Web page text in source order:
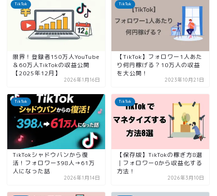
TikTok
限界！登録者150万人YouTube
＆60万人TikTokの収益公開
【2025年12月】
2026年1月16日
TikTok
【TikTok】フォロワー1人あた
り何円稼げる？10万人の収益
を大公開！
2023年10月21日
TikTok
TikTokシャドウバンから復
活！フォロワー398人→61万
人になった話
2026年1月14日
TikTok
【保存版】TikTokの稼ぎ方8選
｜フォロワー0から収益化する
方法！
2026年3月10日